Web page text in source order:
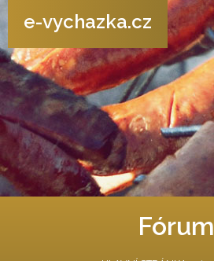
e-vychazka.cz
Fórum